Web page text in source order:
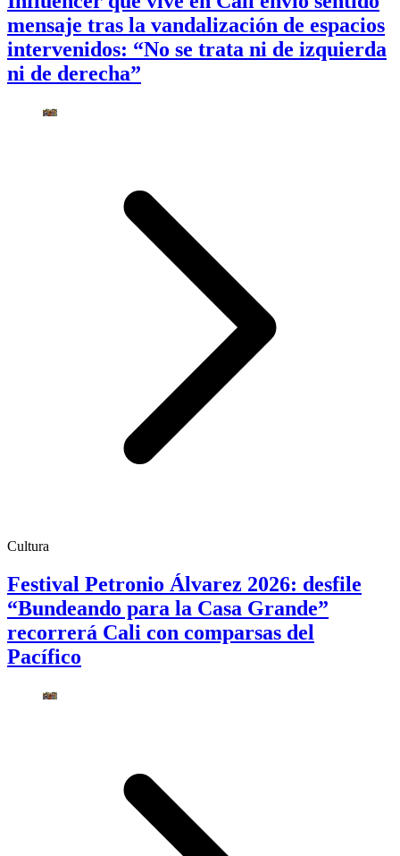
mensaje tras la vandalización de espacios
intervenidos: “No se trata ni de izquierda
ni de derecha”
Cultura
Festival Petronio Álvarez 2026: desfile
“Bundeando para la Casa Grande”
recorrerá Cali con comparsas del
Pacífico